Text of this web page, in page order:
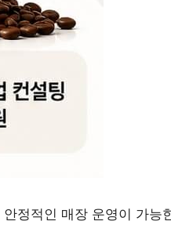
정적인 매장 운영이 가능